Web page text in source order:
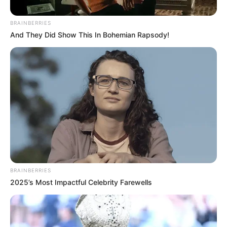
Alcaldía de Floridablanca
Conciertos de las ferias de Floridablanca
Por:Juan David Quijano Castillo
Noviembre 4, 2025
BRAINBERRIES
And They Did Show This In Bohemian Rapsody!
BRAINBERRIES
2025’s Most Impactful Celebrity Farewells